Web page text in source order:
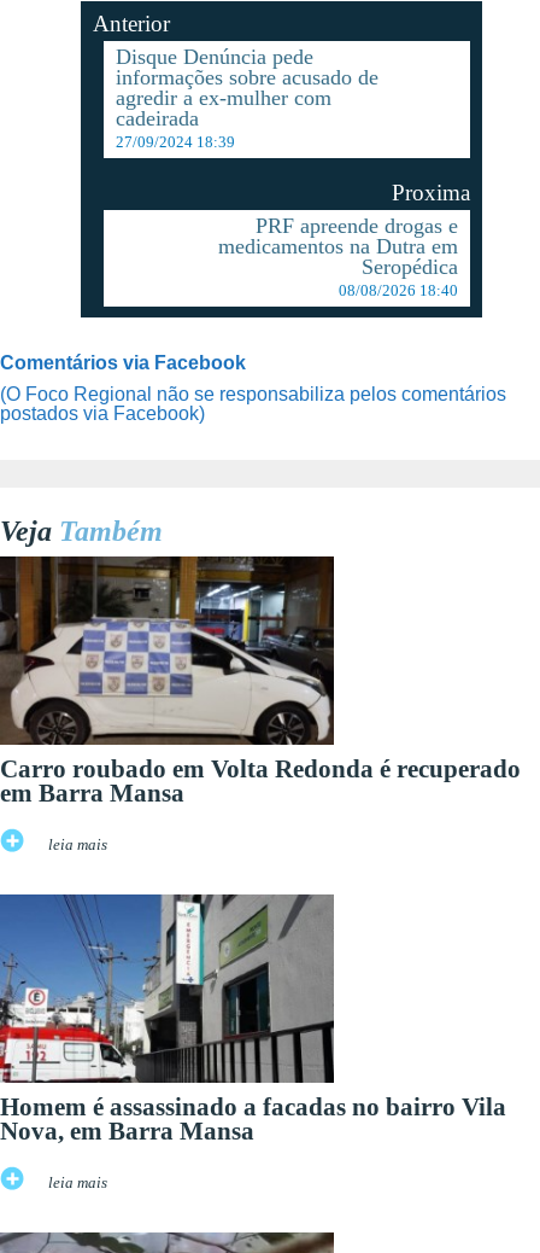
Anterior
Disque Denúncia pede
informações sobre acusado de
agredir a ex-mulher com
cadeirada
27/09/2024 18:39
Proxima
PRF apreende drogas e
medicamentos na Dutra em
Seropédica
08/08/2026 18:40
Comentários via Facebook
(O Foco Regional não se responsabiliza pelos comentários
postados via Facebook)
Veja Também
Carro roubado em Volta Redonda é recuperado
em Barra Mansa
leia mais
Homem é assassinado a facadas no bairro Vila
Nova, em Barra Mansa
leia mais